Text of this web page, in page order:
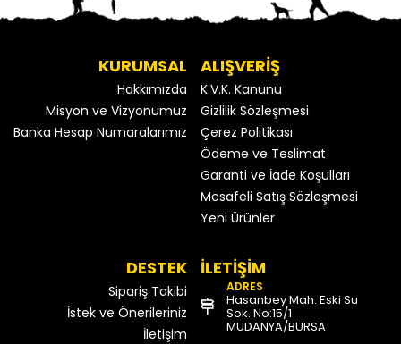
KURUMSAL
Hakkımızda
Misyon ve Vizyonumuz
Banka Hesap Numaralarımız
ALIŞVERİŞ
K.V.K. Kanunu
Gizlilik Sözleşmesi
Çerez Politikası
Ödeme ve Teslimat
Garanti ve İade Koşulları
Mesafeli Satış Sözleşmesi
Yeni Ürünler
DESTEK
Sipariş Takibi
İstek ve Önerileriniz
İletişim
İLETİŞİM
ADRES
Hasanbey Mah. Eski Su
Sok. No:15/1
MUDANYA/BURSA